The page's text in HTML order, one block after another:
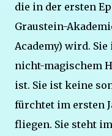
die in der ersten
Graustein-
Academy) wird.
nicht-magischem
ist. Sie ist keine
fürchtet im ersten
fliegen. Sie steht